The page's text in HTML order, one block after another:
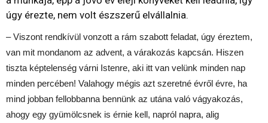
úgy érezte, nem volt észszerű elvállalnia.
– Viszont rendkívül vonzott a rám szabott feladat, úgy éreztem,
van mit mondanom az advent, a várakozás kapcsán. Hiszen
tiszta képtelenség várni Istenre, aki itt van velünk minden nap
minden percében! Valahogy mégis azt szeretné évről évre, ha
mind jobban fellobbanna bennünk az utána való vágyakozás,
ahogy egy gyümölcsnek is érnie kell, napról napra, alig